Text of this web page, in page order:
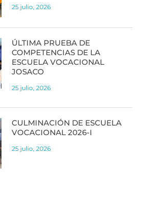
25 julio, 2026
ÚLTIMA PRUEBA DE
COMPETENCIAS DE LA
ESCUELA VOCACIONAL
JOSACO
25 julio, 2026
CULMINACIÓN DE ESCUELA
VOCACIONAL 2026-I
25 julio, 2026